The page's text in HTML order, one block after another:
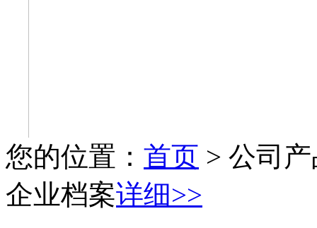
您的位置： 首页 > 公司
企业档案详细>>